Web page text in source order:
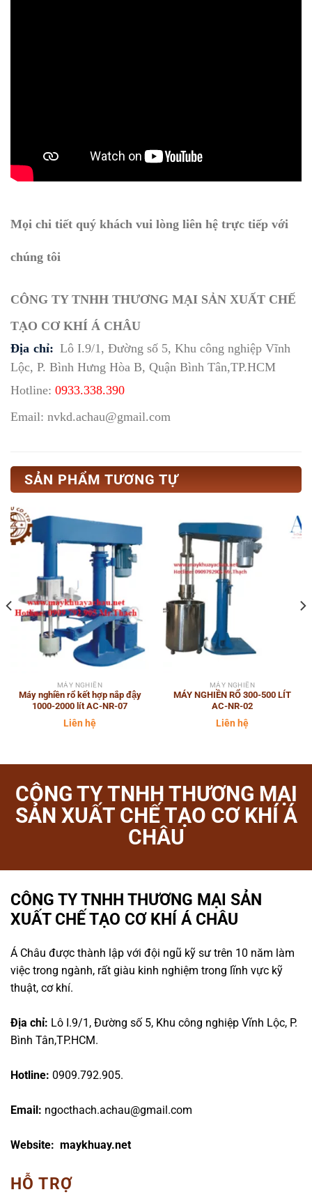
Mọi chi tiết quý khách vui lòng liên hệ trực tiếp với
chúng tôi
CÔNG TY TNHH THƯƠNG MẠI SẢN XUẤT CHẾ
TẠO CƠ KHÍ Á CHÂU
Địa chỉ: Lô I.9/1, Đường số 5, Khu công nghiệp Vĩnh
Lộc, P. Bình Hưng Hòa B, Quận Bình Tân,TP.HCM
Hotline: 0933.338.390
Email: nvkd.achau@gmail.com
SẢN PHẨM TƯƠNG TỰ
MÁY NGHIỀN
Máy nghiền rổ kết hợp nắp đậy
1000-2000 lít AC-NR-07
Liên hệ
MÁY NGHIỀN
MÁY NGHIỀN RỔ 300-500 LÍT
AC-NR-02
Liên hệ
CÔNG TY TNHH THƯƠNG MẠI
SẢN XUẤT CHẾ TẠO CƠ KHÍ Á
CHÂU
CÔNG TY TNHH THƯƠNG MẠI SẢN
XUẤT CHẾ TẠO CƠ KHÍ Á CHÂU
Á Châu được thành lập với đội ngũ kỹ sư trên 10 năm làm
việc trong ngành, rất giàu kinh nghiệm trong lĩnh vực kỹ
thuật, cơ khí.
Địa chỉ: Lô I.9/1, Đường số 5, Khu công nghiệp Vĩnh Lộc, P.
Bình Tân,TP.HCM.
Hotline: 0909.792.905.
Email: ngocthach.achau@gmail.com
Website: maykhuay.net
HỖ TRỢ